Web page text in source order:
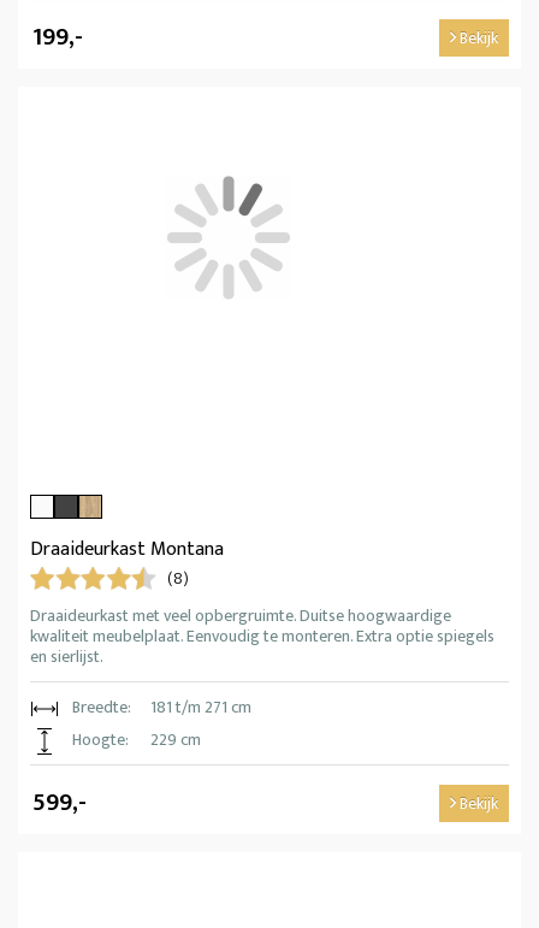
199,- Bekijk
Draaideurkast Montana
(8)
Draaideurkast met veel opbergruimte. Duitse hoogwaardige
kwaliteit meubelplaat. Eenvoudig te monteren. Extra optie spiegels
en sierlijst.
Breedte:
181 t/m 271 cm
Hoogte:
229 cm
599,- Bekijk